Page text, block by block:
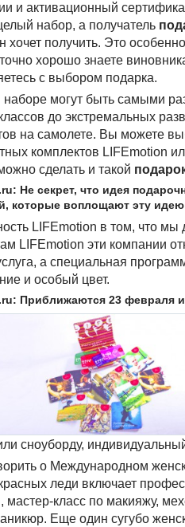
и активационный
набор, а получатель
хочет получить. Это
хорошо знаете
с выбором подарка.
наборе могут быть самыми
до экстремальных
на самолете. Вы можете
комплектов LIFEmotion
сделать и такой
Не секрет, что идея
которые воплощают эту
LIFEmotion в том, что
LIFEmotion эти компании
а специальная
и особый цвет.
Приближаются 23 февраля
сноуборду,
о Международном
леди включает
мастер-класс по макияжу,
Еще один сугубо